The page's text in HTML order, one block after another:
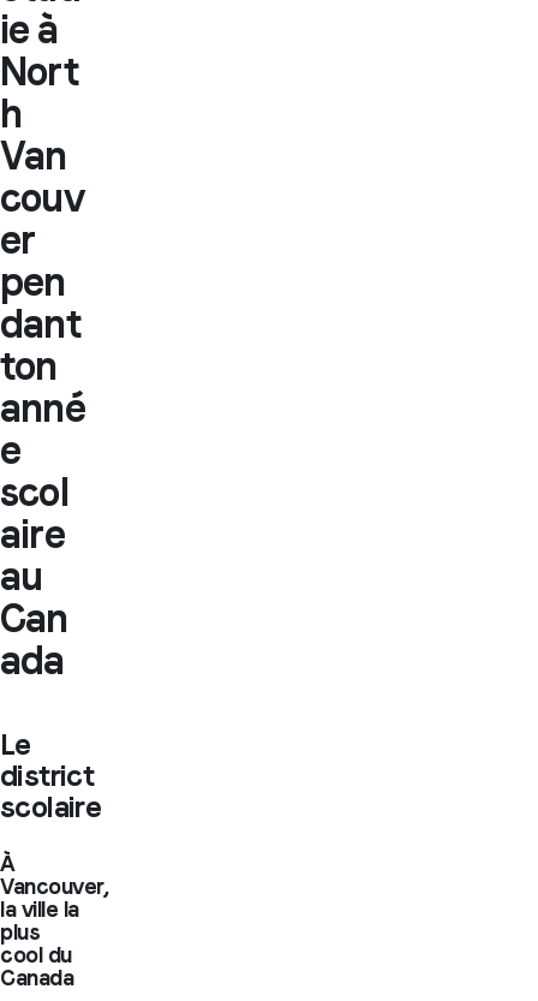
ie à
Nort
h
Van
couv
er
pen
dant
ton
anné
e
scol
aire
au
Can
ada
Le
district
scolaire
À
Vancouver,
la ville la
plus
cool du
Canada